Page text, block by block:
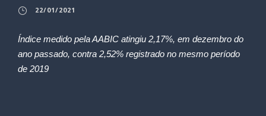
22/01/2021
Índice medido pela AABIC atingiu 2,17%, em dezembro do
ano passado, contra 2,52% registrado no mesmo período
de 2019